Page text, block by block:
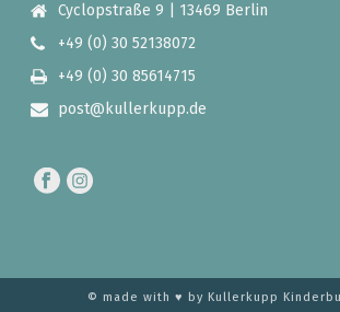
Cyclopstraße 9 | 13469 Berlin
+49 (0) 30 52138072
+49 (0) 30 85614715
post@kullerkupp.de
© made with ♥ by Kullerkupp